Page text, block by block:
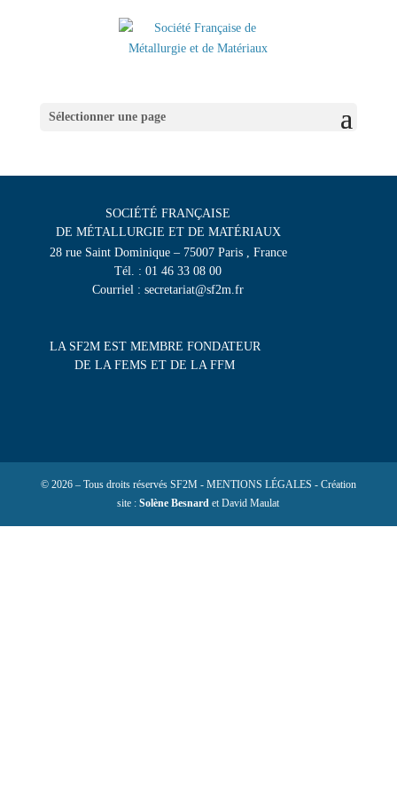
Sélectionner une page
SOCIÉTÉ FRANÇAISE
DE MÉTALLURGIE ET DE MATÉRIAUX
28 rue Saint Dominique – 75007 Paris , France
Tél. : 01 46 33 08 00
Courriel : secretariat@sf2m.fr
LA SF2M EST MEMBRE FONDATEUR
DE LA FEMS ET DE LA FFM
© 2026 – Tous droits réservés SF2M - MENTIONS LÉGALES - Création
site :Solène Besnard et David Maulat